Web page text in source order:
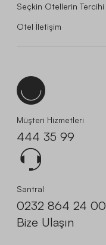
Seçkin Otellerin Tercihi
Otel İletişim
Müşteri Hizmetleri
444 35 99
Santral
0232 864 24 00
Bize Ulaşın